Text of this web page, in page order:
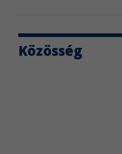
Közösség